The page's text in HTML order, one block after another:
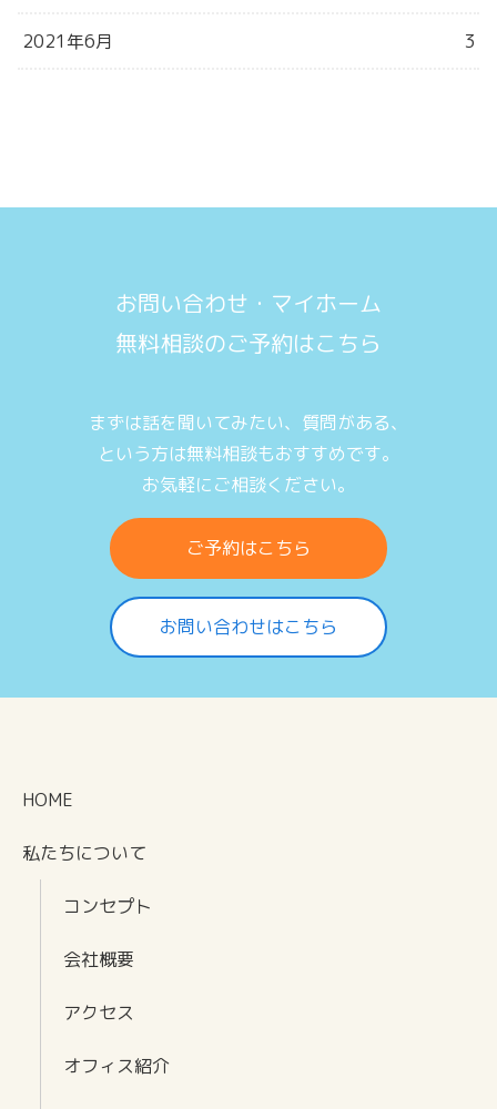
2021年6月 3
お問い合わせ・マイホーム
無料相談のご予約はこちら
まずは話を聞いてみたい、質問がある、
という方は無料相談もおすすめです。
お気軽にご相談ください。
ご予約はこちら
お問い合わせはこちら
HOME
私たちについて
コンセプト
会社概要
アクセス
オフィス紹介